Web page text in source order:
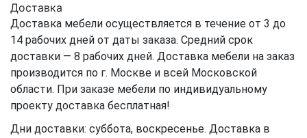
Доставка
Доставка мебели осуществляется в течение от 3 до
14 рабочих дней от даты заказа. Средний срок
доставки — 8 рабочих дней. Доставка мебели на заказ
производится по г. Москве и всей Московской
области. При заказе мебели по индивидуальному
проекту доставка бесплатная!
Дни доставки: суббота, воскресенье. Доставка в